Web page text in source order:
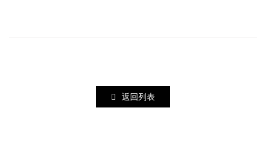
返回列表